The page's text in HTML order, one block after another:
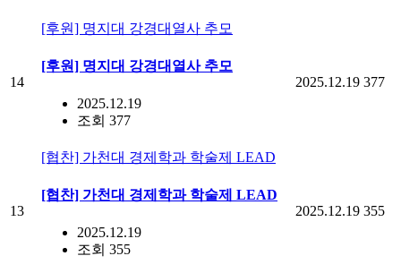
14
[후원] 명지대 강경대열사 추모
[후원] 명지대 강경대열사 추모
2025.12.19
조회 377
2025.12.19 377
13
[협찬] 가천대 경제학과 학술제 LEAD
[협찬] 가천대 경제학과 학술제 LEAD
2025.12.19
조회 355
2025.12.19 355